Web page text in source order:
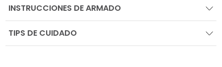
INSTRUCCIONES DE ARMADO
TIPS DE CUIDADO